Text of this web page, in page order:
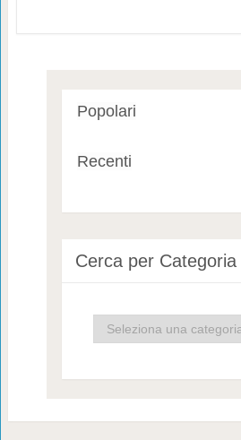
Popolari
Recenti
Cerca per Categoria
Cerca
per